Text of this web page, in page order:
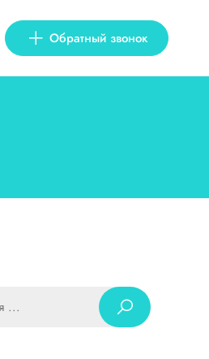
Обратный звонок